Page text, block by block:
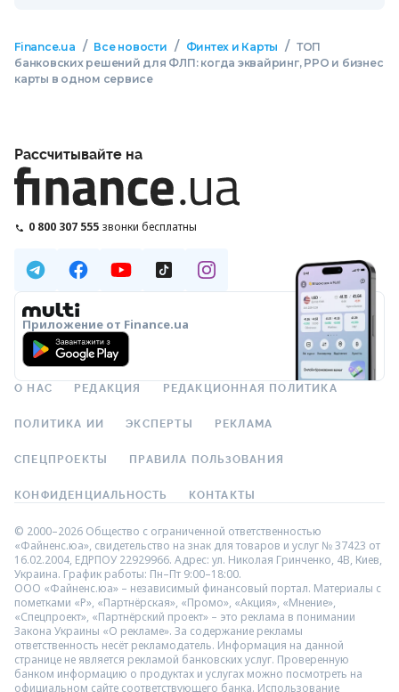
Finance.ua / Все новости / Финтех и Карты / ТОП
банковских решений для ФЛП: когда эквайринг, РРО и бизнес
карты в одном сервисе
Рассчитывайте на
0 800 307 555 звонки бесплатны
Приложение от Finance.ua
О НАС РЕДАКЦИЯ РЕДАКЦИОННАЯ ПОЛИТИКА
ПОЛИТИКА ИИ ЭКСПЕРТЫ РЕКЛАМА
СПЕЦПРОЕКТЫ ПРАВИЛА ПОЛЬЗОВАНИЯ
КОНФИДЕНЦИАЛЬНОСТЬ КОНТАКТЫ
© 2000–2026 Общество с ограниченной ответственностью
«Файненс.юа», свидетельство на знак для товаров и услуг № 37423 от
16.02.2004, ЕДРПОУ 22929966. Адрес: ул. Николая Гринченко, 4В, Киев,
Украина. График работы: Пн–Пт 9:00–18:00.
ООО «Файненс.юа» – независимый финансовый портал. Материалы с
пометками «Р», «Партнёрская», «Промо», «Акция», «Мнение»,
«Спецпроект», «Партнёрский проект» – это реклама в понимании
Закона Украины «О рекламе». За содержание рекламы
ответственность несёт рекламодатель. Информация на данной
странице не является рекламой банковских услуг. Проверенную
банком информацию о продуктах и услугах можно посмотреть на
официальном сайте соответствующего банка. Использование